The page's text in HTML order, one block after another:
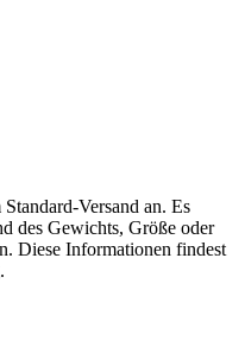
Versand an. Es
des Gewichts, Größe oder
Diese Informationen findest